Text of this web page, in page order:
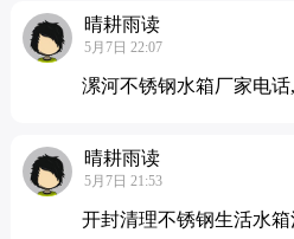
晴耕雨读
5月7日 22:07
漯河不锈钢水箱厂家电
晴耕雨读
5月7日 21:53
开封清理不锈钢生活水